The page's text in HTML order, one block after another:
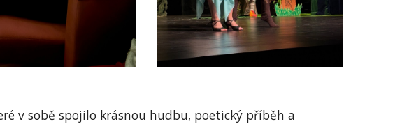
v sobě spojilo krásnou hudbu, poetický příběh a